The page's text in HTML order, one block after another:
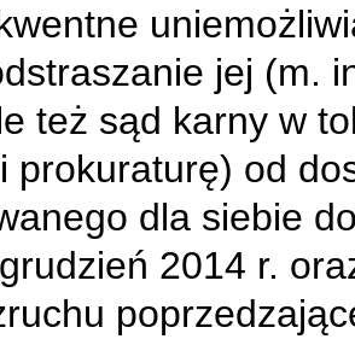
jej (m.
też sąd karny w
prokuraturę) od
dla siebie
2014 r.